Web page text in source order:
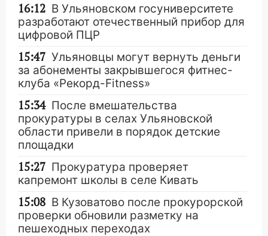
16:12 В Ульяновском госуниверситете
разработают отечественный прибор для
цифровой ПЦР
15:47 Ульяновцы могут вернуть деньги
за абонементы закрывшегося фитнес-
клуба «Рекорд-Fitness»
15:34 После вмешательства
прокуратуры в селах Ульяновской
области привели в порядок детские
площадки
15:27 Прокуратура проверяет
капремонт школы в селе Кивать
15:08 В Кузоватово после прокурорской
проверки обновили разметку на
пешеходных переходах